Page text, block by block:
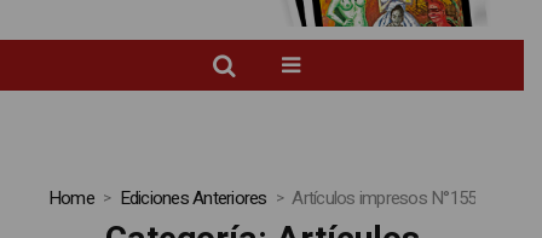
Home Ediciones Anteriores Artículos impresos N°155